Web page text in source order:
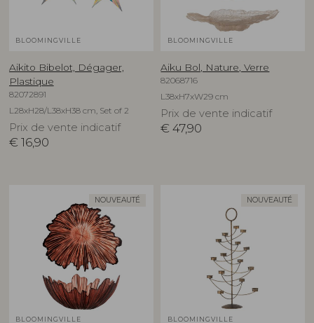
BLOOMINGVILLE
Aikito Bibelot, Dégager,
Plastique
82072891
L28xH28/L38xH38 cm, Set of 2
Prix de vente indicatif
€ 16,90
BLOOMINGVILLE
Aiku Bol, Nature, Verre
82068716
L38xH7xW29 cm
Prix de vente indicatif
€ 47,90
NOUVEAUTÉ
BLOOMINGVILLE
NOUVEAUTÉ
BLOOMINGVILLE